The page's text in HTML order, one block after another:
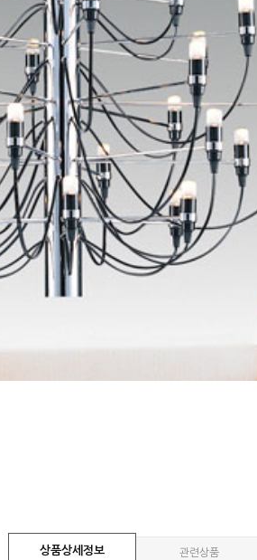
상품상세정보 관련상품